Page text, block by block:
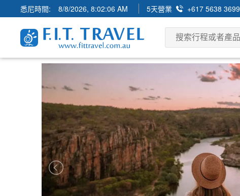
悉尼時間: 8/8/2026, 8:02:07 AM 5天營業 +617 5638 3699